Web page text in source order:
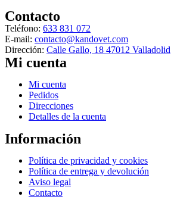
producto
Contacto
Teléfono: 633 831 072
E-mail: contacto@kandovet.com
Dirección: Calle Gallo, 18 47012 Valladolid
Mi cuenta
Menú
Mi cuenta
Pedidos
Direcciones
Detalles de la cuenta
Información
Menú
Política de privacidad y cookies
Política de entrega y devolución
Aviso legal
Contacto